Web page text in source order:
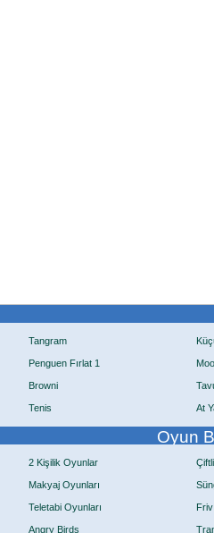
Tangram
Penguen Fırlat 1
Browni
Tenis At
Oyun
2 Kişilik Oyunlar
Makyaj Oyunları
Teletabi Oyunları Friv
Angry Birds